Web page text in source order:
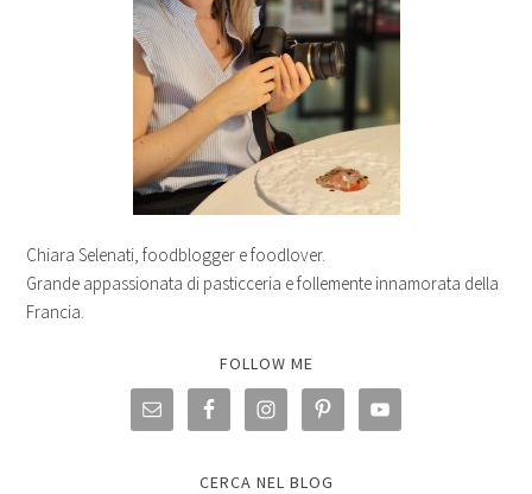
Chiara Selenati, foodblogger e foodlover.
Grande appassionata di pasticceria e follemente innamorata della
Francia.
FOLLOW ME
CERCA NEL BLOG